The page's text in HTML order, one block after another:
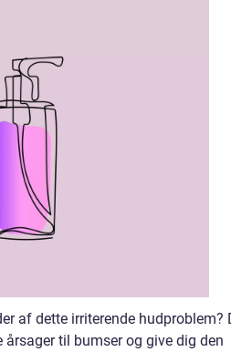
af dette irriterende hudproblem?
til bumser og give dig den